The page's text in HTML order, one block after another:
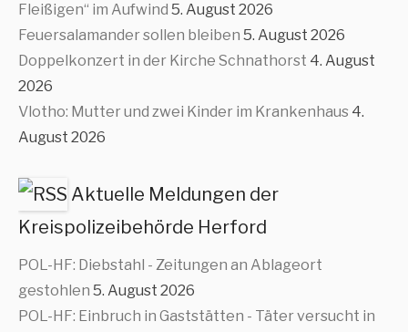
Fleißigen“ im Aufwind 5. August 2026
Feuersalamander sollen bleiben 5. August 2026
Doppelkonzert in der Kirche Schnathorst 4. August
2026
Vlotho: Mutter und zwei Kinder im Krankenhaus 4.
August 2026
Aktuelle Meldungen der
Kreispolizeibehörde Herford
POL-HF: Diebstahl - Zeitungen an Ablageort
gestohlen 5. August 2026
POL-HF: Einbruch in Gaststätten - Täter versucht in